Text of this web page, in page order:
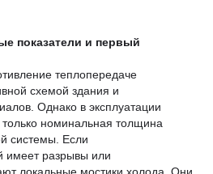
показатели и первый
теплопередаче
схемой здания и
Однако в эксплуатации
номинальная толщина
системы. Если
имеет разрывы или
локальные мостики холода. Они